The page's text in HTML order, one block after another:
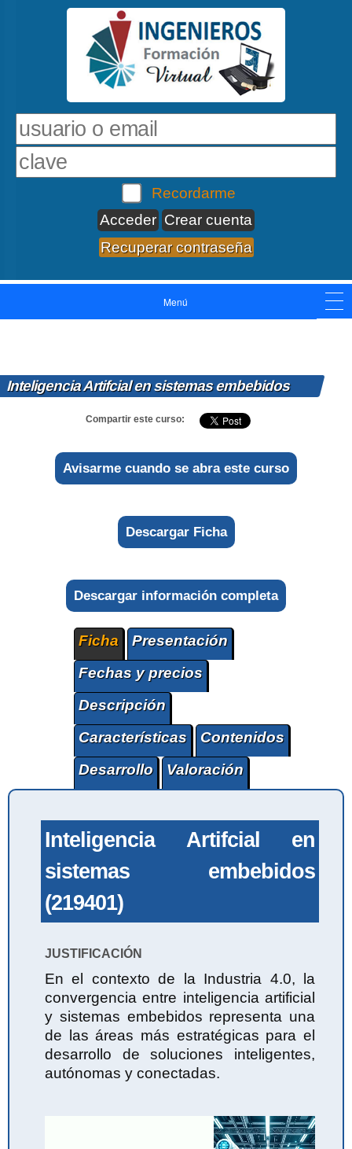
Recordarme
Crear cuenta
Recuperar contraseña
Menú
Inteligencia Artifcial en sistemas embebidos
Compartir este curso:
Avisarme cuando se abra este curso
Descargar Ficha
Descargar información completa
Ficha
Presentación
Fechas y precios
Descripción
Características
Contenidos
Desarrollo
Valoración
Inteligencia Artifcial en
sistemas embebidos
(219401)
JUSTIFICACIÓN
En el contexto de la Industria 4.0, la
convergencia entre inteligencia artificial
y sistemas embebidos representa una
de las áreas más estratégicas para el
desarrollo de soluciones inteligentes,
autónomas y conectadas.